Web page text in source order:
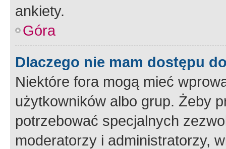
ankiety.
Góra
Dlaczego nie mam dostępu
Niektóre fora mogą mieć
użytkowników albo grup. Żeby
potrzebować specjalnych
moderatorzy i administratorzy,